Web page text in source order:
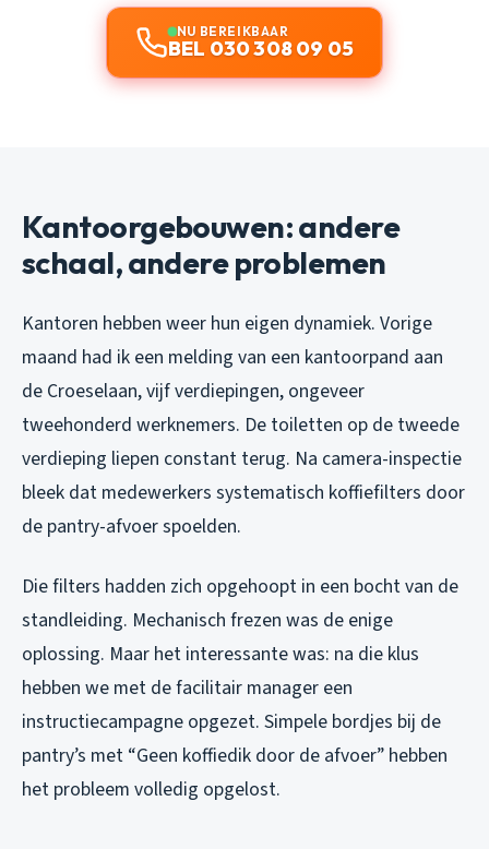
NU BEREIKBAAR
BEL 030 308 09 05
Kantoorgebouwen: andere
schaal, andere problemen
Kantoren hebben weer hun eigen dynamiek. Vorige
maand had ik een melding van een kantoorpand aan
de Croeselaan, vijf verdiepingen, ongeveer
tweehonderd werknemers. De toiletten op de tweede
verdieping liepen constant terug. Na camera-inspectie
bleek dat medewerkers systematisch koffiefilters door
de pantry-afvoer spoelden.
Die filters hadden zich opgehoopt in een bocht van de
standleiding. Mechanisch frezen was de enige
oplossing. Maar het interessante was: na die klus
hebben we met de facilitair manager een
instructiecampagne opgezet. Simpele bordjes bij de
pantry’s met “Geen koffiedik door de afvoer” hebben
het probleem volledig opgelost.